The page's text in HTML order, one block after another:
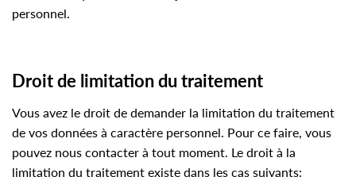
personnel.
Droit de limitation du traitement
Vous avez le droit de demander la limitation du traitement
de vos données à caractère personnel. Pour ce faire, vous
pouvez nous contacter à tout moment. Le droit à la
limitation du traitement existe dans les cas suivants: